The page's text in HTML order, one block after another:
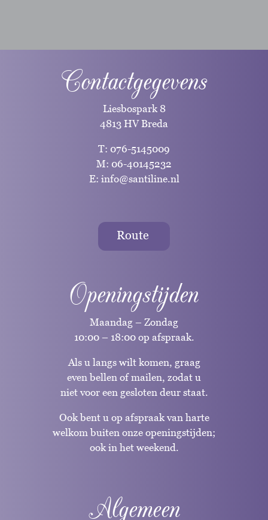
Contactgegevens
Liesbospark 8
4813 HV Breda
T: 076-5145009
M: 06-40145232
E: info@santiline.nl
Route
Openingstijden
Maandag – Zondag
10:00 – 18:00 op afspraak.
Als u langs wilt komen, graag
even bellen of mailen, zodat u
niet voor een gesloten deur staat.
Ook bent u op afspraak van harte
welkom buiten onze openingstijden;
ook in het weekend.
Algemeen